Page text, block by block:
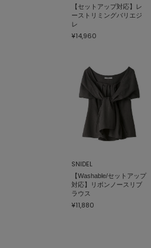
【セットアップ対応】レ
ーストリミングバリエジ
レ
¥14,960
SNIDEL
【Washable/セットアップ
対応】リボンノースリブ
ラウス
¥11,880